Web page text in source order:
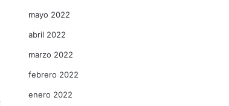
mayo 2022
abril 2022
marzo 2022
febrero 2022
enero 2022